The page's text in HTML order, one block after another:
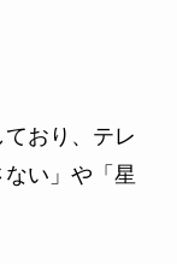
おり、テレ
い」や「星